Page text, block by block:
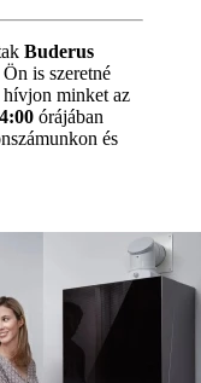
Buderus
is szeretné
hívjon minket az
órájában
és